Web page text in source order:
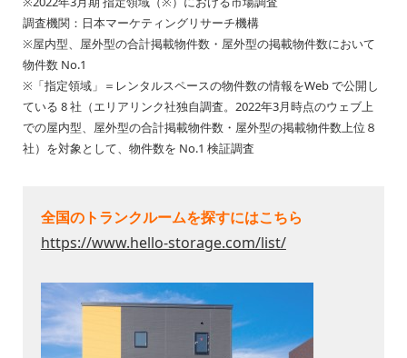
調査機関：日本マーケティングリサーチ機構
※屋内型、屋外型の合計掲載物件数・屋外型の掲載物件数において
物件数 No.1
※「指定領域」＝レンタルスペースの物件数の情報をWeb で公開し
ている 8 社（エリアリンク社独自調査。2022年3月時点のウェブ上
での屋内型、屋外型の合計掲載物件数・屋外型の掲載物件数上位８
社）を対象として、物件数を No.1 検証調査
全国のトランクルームを探すにはこちら
https://www.hello-storage.com/list/